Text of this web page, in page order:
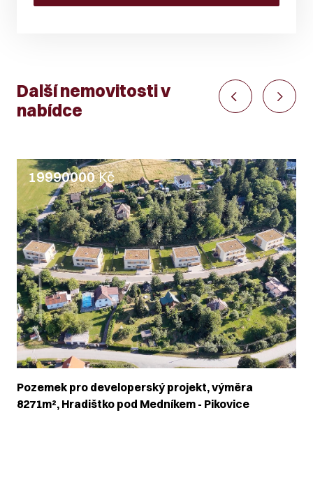
Další nemovitosti v
nabídce
19990000 Kč
Pozemek pro developerský projekt, výměra
8271m², Hradištko pod Medníkem - Pikovice